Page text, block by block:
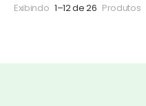
Exibindo 1–12 de 26 Produtos